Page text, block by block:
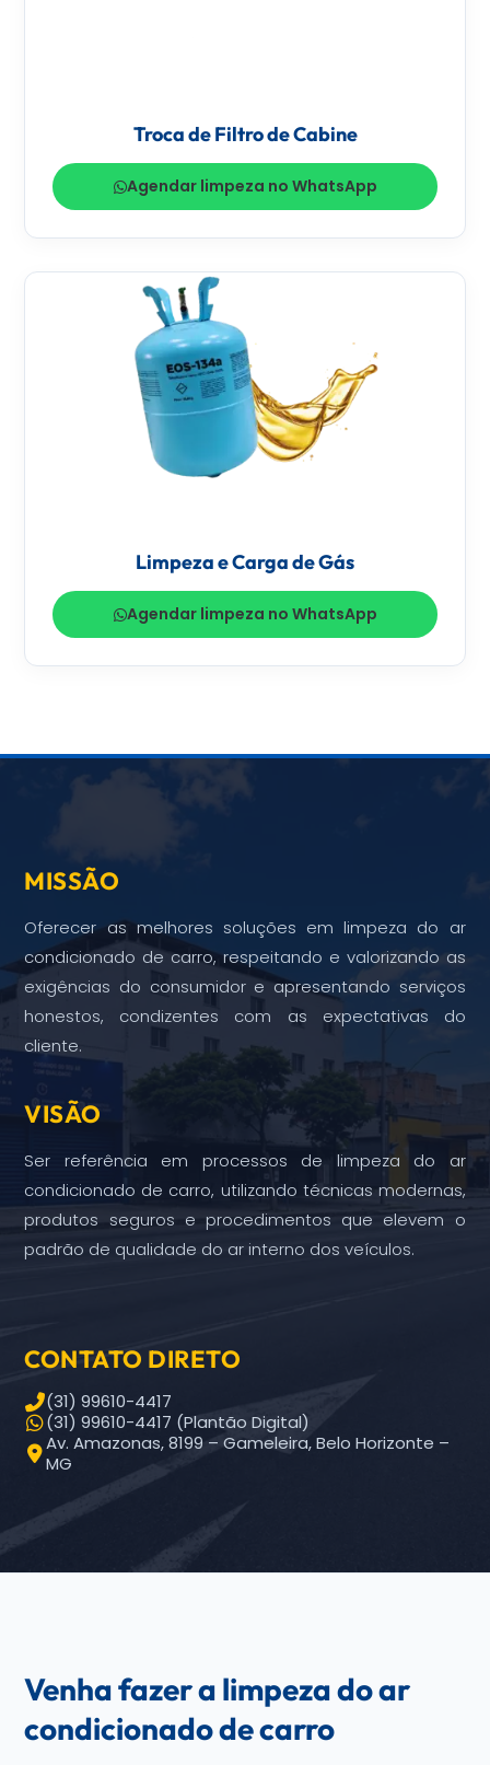
Troca de Filtro de Cabine
Agendar limpeza no WhatsApp
Limpeza e Carga de Gás
Agendar limpeza no WhatsApp
MISSÃO
Oferecer as melhores soluções em limpeza do ar
condicionado de carro, respeitando e valorizando as
exigências do consumidor e apresentando serviços
honestos, condizentes com as expectativas do
cliente.
VISÃO
Ser referência em processos de limpeza do ar
condicionado de carro, utilizando técnicas modernas,
produtos seguros e procedimentos que elevem o
padrão de qualidade do ar interno dos veículos.
CONTATO DIRETO
(31) 99610-4417
(31) 99610-4417 (Plantão Digital)
Av. Amazonas, 8199 – Gameleira, Belo Horizonte –
MG
Venha fazer a limpeza do ar
condicionado de carro